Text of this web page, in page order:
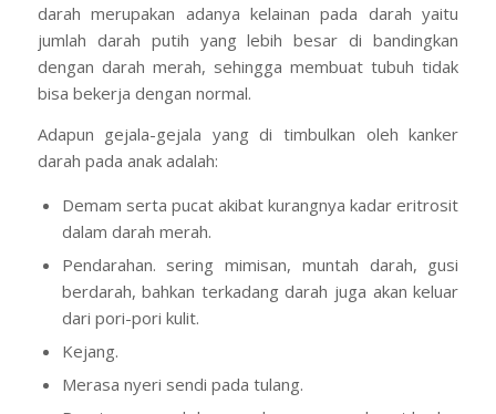
darah merupakan adanya kelainan pada darah yaitu
jumlah darah putih yang lebih besar di bandingkan
dengan darah merah, sehingga membuat tubuh tidak
bisa bekerja dengan normal.
Adapun gejala-gejala yang di timbulkan oleh kanker
darah pada anak adalah:
Demam serta pucat akibat kurangnya kadar eritrosit
dalam darah merah.
Pendarahan. sering mimisan, muntah darah, gusi
berdarah, bahkan terkadang darah juga akan keluar
dari pori-pori kulit.
Kejang.
Merasa nyeri sendi pada tulang.